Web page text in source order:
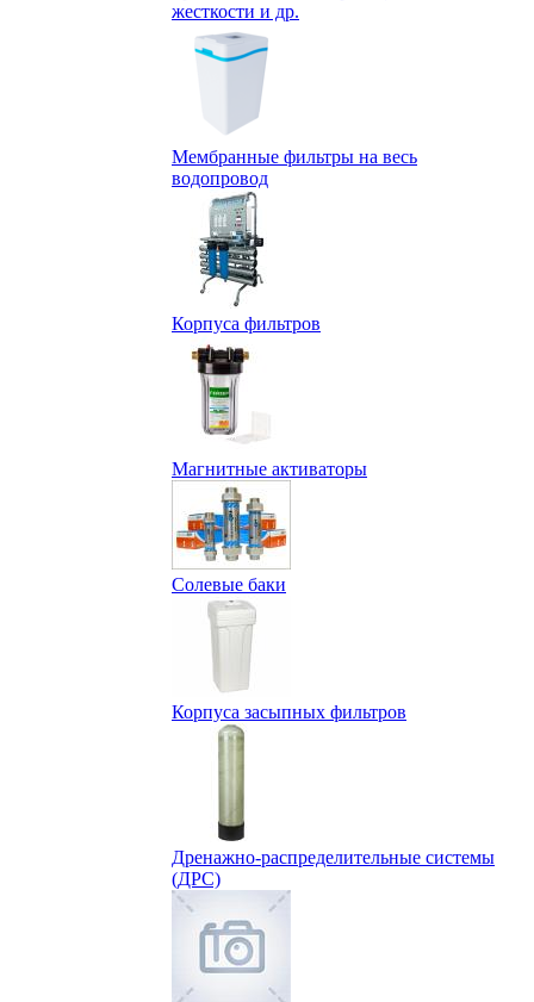
жесткости и др.
Мембранные фильтры на весь
водопровод
Корпуса фильтров
Магнитные активаторы
Солевые баки
Корпуса засыпных фильтров
Дренажно-распределительные системы
(ДРС)